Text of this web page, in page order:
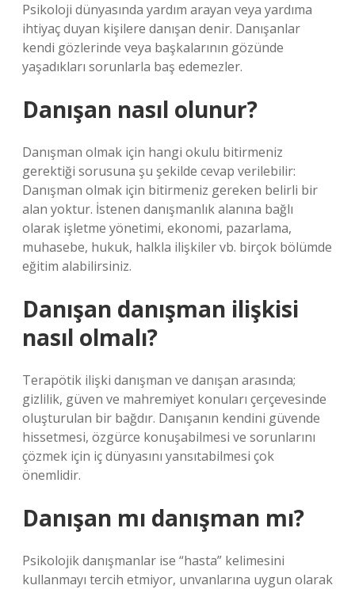
Psikoloji dünyasında yardım arayan veya yardıma
ihtiyaç duyan kişilere danışan denir. Danışanlar
kendi gözlerinde veya başkalarının gözünde
yaşadıkları sorunlarla baş edemezler.
Danışan nasıl olunur?
Danışman olmak için hangi okulu bitirmeniz
gerektiği sorusuna şu şekilde cevap verilebilir:
Danışman olmak için bitirmeniz gereken belirli bir
alan yoktur. İstenen danışmanlık alanına bağlı
olarak işletme yönetimi, ekonomi, pazarlama,
muhasebe, hukuk, halkla ilişkiler vb. birçok bölümde
eğitim alabilirsiniz.
Danışan danışman ilişkisi
nasıl olmalı?
Terapötik ilişki danışman ve danışan arasında;
gizlilik, güven ve mahremiyet konuları çerçevesinde
oluşturulan bir bağdır. Danışanın kendini güvende
hissetmesi, özgürce konuşabilmesi ve sorunlarını
çözmek için iç dünyasını yansıtabilmesi çok
önemlidir.
Danışan mı danışman mı?
Psikolojik danışmanlar ise “hasta” kelimesini
kullanmayı tercih etmiyor, unvanlarına uygun olarak